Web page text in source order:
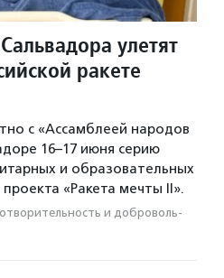
улетят
ракете
с «Ассамблеей народов
16–17 июня серию
и образовательных
«Ракета мечты II».
и доброволь­